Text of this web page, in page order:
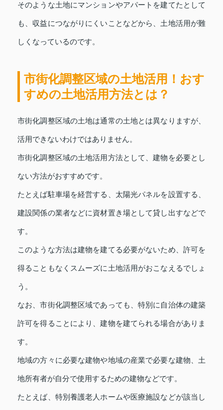
そのような土地にマンションやアパートを建てたとして
も、収益につながりにくいことなどから、土地活用が難
しくなっているのです。
市街化調整区域の土地活用！おす
すめの土地活用方法とは？
市街化調整区域の土地は通常の土地とは異なりますが、
活用できないわけではありません。
市街化調整区域の土地活用方法として、建物を必要とし
ない方法がおすすめです。
たとえば駐車場を経営する、太陽光パネルを設置する、
建設関係の業者などに資材置き場として貸し出すなどで
す。
このような方法は建物を建てる必要がないため、許可を
得ることもなくスムーズに土地活用がおこなえるでしょ
う。
なお、市街化調整区域であっても、特別に自治体の建築
許可を得ることにより、建物を建てられる場合がありま
す。
地域の方々に必要な建物や地域の産業で必要な建物、土
地所有者が自分で使用するための建物などです。
たとえば、特別養護老人ホームや医療施設などが該当し